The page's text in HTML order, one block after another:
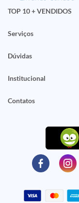
TOP 10 + VENDIDOS
Serviços
Dúvidas
Institucional
Contatos